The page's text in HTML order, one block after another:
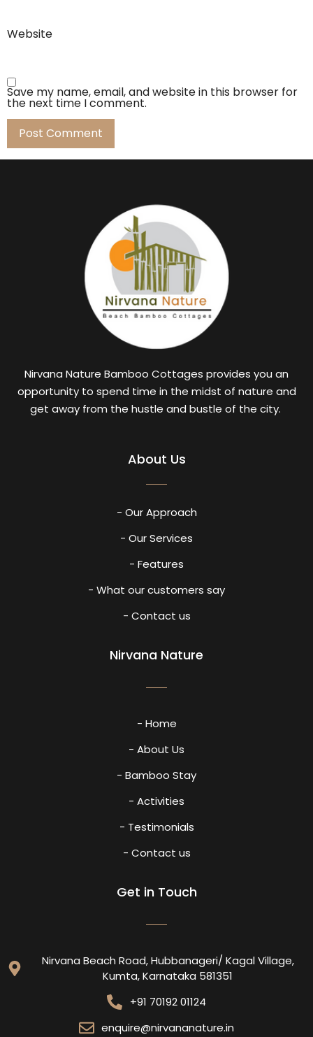
Website
Save my name, email, and website in this browser for
the next time I comment.
Nirvana Nature Bamboo Cottages provides you an
opportunity to spend time in the midst of nature and
get away from the hustle and bustle of the city.
About Us
- Our Approach
- Our Services
- Features
- What our customers say
- Contact us
Nirvana Nature
- Home
- About Us
- Bamboo Stay
- Activities
- Testimonials
- Contact us
Get in Touch
Nirvana Beach Road, Hubbanageri/ Kagal Village,
Kumta, Karnataka 581351
+91 70192 01124
enquire@nirvananature.in